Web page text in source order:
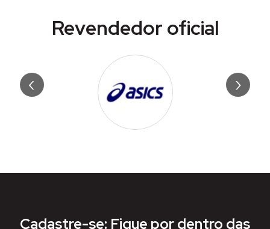
Revendedor oficial
‹ ›
Cadastre-se: Fique por dentro das